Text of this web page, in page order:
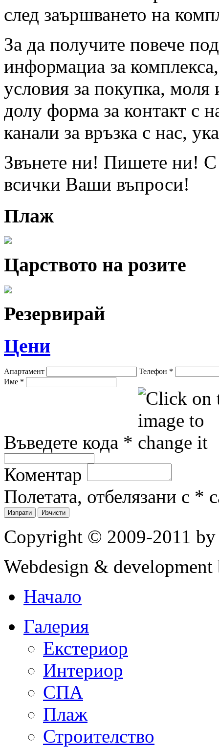
след заършването на
За да получите повече
информациа за
условия за покупка, моля
долу форма за контакт с
канали за връзка с нас,
Звънете ни! Пишете ни!
всички Ваши въпроси!
Плaж
Царството на розите
Резервирай
Цени
Апартамент Телефон *
Име *
Въведете кода *
Коментар
Полетата, отбелязани с *
Copyright © 2009-2011 by
Webdesign &
Начало
Галерия
Екстериор
Интериор
СПА
Плаж
Строителство